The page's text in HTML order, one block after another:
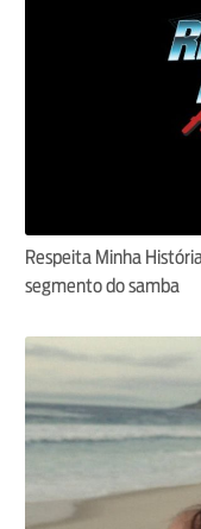
Respeita Minha
segmento do samba